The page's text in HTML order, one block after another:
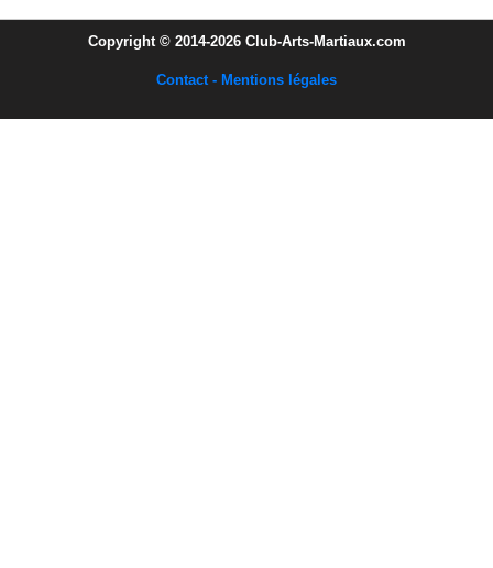
Copyright © 2014-2026 Club-Arts-Martiaux.com
Contact - Mentions légales